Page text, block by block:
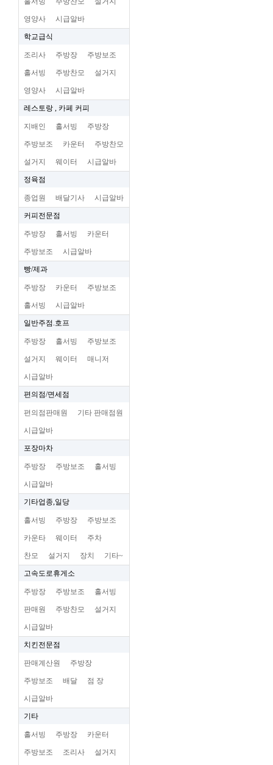
영양사 시급알바
학교급식
조리사 주방장 주방보조
홀서빙 주방찬모 설거지
영양사 시급알바
레스토랑 , 카페 커피
지배인 홀서빙 주방장
주방보조 카운터 주방찬모
설거지 웨이터 시급알바
정육점
종업원 배달기사 시급알바
커피전문점
주방장 홀서빙 카운터
주방보조 시급알바
빵/제과
주방장 카운터 주방보조
홀서빙 시급알바
일반주점.호프
주방장 홀서빙 주방보조
설거지 웨이터 매니저
시급알바
편의점/면세점
편의점판매원 기타 판매점원
시급알바
포장마차
주방장 주방보조 홀서빙
시급알바
기타업종,일당
홀서빙 주방장 주방보조
카운타 웨이터 주차
찬모 설거지 장치 기타~
고속도로휴게소
주방장 주방보조 홀서빙
판매원 주방찬모 설거지
시급알바
치킨전문점
판매계산원 주방장
주방보조 배달 점 장
시급알바
기타
홀서빙 주방장 카운터
주방보조 조리사 설거지